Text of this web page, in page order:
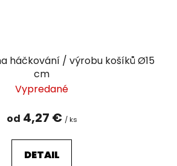
háčkování / výrobu košíků Ø15
cm
Vypredané
od 4,27 € / ks
DETAIL